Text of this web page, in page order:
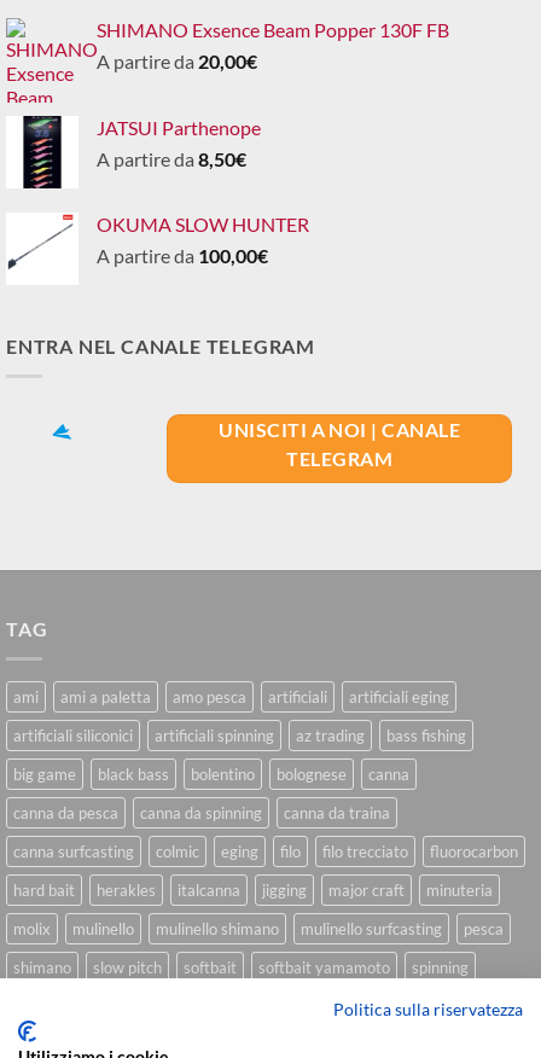
SHIMANO Exsence Beam Popper 130F FB
A partire da 20,00€
JATSUI Parthenope
A partire da 8,50€
OKUMA SLOW HUNTER
A partire da 100,00€
ENTRA NEL CANALE TELEGRAM
UNISCITI A NOI | CANALE
TELEGRAM
TAG
ami ami a paletta amo pesca artificiali
artificiali eging
artificiali siliconici
artificiali spinning az trading
bass fishing
big game
black bass bolentino bolognese
canna
canna da pesca
canna da spinning
canna da traina
canna surfcasting
colmic eging filo filo trecciato
fluorocarbon
hard bait
herakles italcanna jigging major craft
minuteria
molix
mulinello mulinello shimano mulinello surfcasting
pesca
shimano
slow pitch softbait softbait yamamoto
spinning
trecciato trolling tubertini
Politica sulla riservatezza